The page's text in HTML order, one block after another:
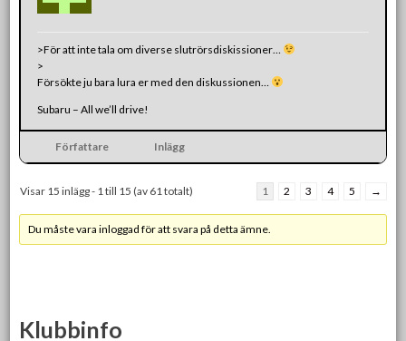
>För att inte tala om diverse slutrörsdiskissioner…
>
Försökte ju bara lura er med den diskussionen…
Subaru – All we’ll drive!
Författare Inlägg
Visar 15 inlägg - 1 till 15 (av 61 totalt) 1 2 3 4 5 →
Du måste vara inloggad för att svara på detta ämne.
Klubbinfo